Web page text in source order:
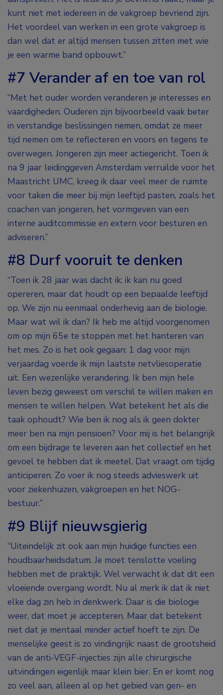
kunt niet met iedereen in de vakgroep bevriend zijn.
Het voordeel van werken in een grote vakgroep is
dan wel dat er altijd mensen tussen zitten met wie
je een warme band opbouwt.”
#7 Verander af en toe van rol
“Met het ouder worden veranderen je interesses en
vaardigheden. Ouderen zijn bijvoorbeeld vaak beter
in verstandige beslissingen nemen, omdat ze meer
tijd nemen om te reflecteren en voors en tegens te
overwegen. Jongeren zijn meer actiegericht. Toen ik
na 9 jaar leidinggeven Amsterdam verruilde voor het
Maastricht UMC, kreeg ik daar veel meer de ruimte
voor taken die meer bij mijn leeftijd pasten, zoals het
coachen van jongeren, het vormgeven van een
interne auditcommissie en extern voor besturen en
adviseren.”
#8 Durf vooruit te denken
“Toen ik 28 jaar was dacht ik: ik kan nu goed
opereren, maar dat houdt op een bepaalde leeftijd
op. We zijn nu eenmaal onderhevig aan de biologie.
Maar wat wil ik dan? Ik heb me altijd voorgenomen
om op mijn 65e te stoppen met het hanteren van
het mes. Zo is het ook gegaan: 1 dag voor mijn
verjaardag voerde ik mijn laatste netvliesoperatie
uit. Een wezenlijke verandering. Ik ben mijn hele
leven bezig geweest om verschil te willen maken en
mensen te willen helpen. Wat betekent het als die
taak ophoudt? Wie ben ik nog als ik geen dokter
meer ben na mijn pensioen? Voor mij is het belangrijk
om een bijdrage te leveren aan het collectief en het
gevoel te hebben dat ik meetel. Dat vraagt om tijdig
anticiperen. Zo voer ik nog steeds advieswerk uit
voor ziekenhuizen, vakgroepen en het NOG-
bestuur.”
#9 Blijf nieuwsgierig
“Uiteindelijk zit ook aan mijn huidige functies een
houdbaarheidsdatum. Je moet tenslotte voeling
hebben met de praktijk. Wel verwacht ik dat dit een
vloeiende overgang wordt. Nu al merk ik dat ik niet
elke dag zin heb in denkwerk. Daar is die biologie
weer, dat moet je accepteren. Maar dat betekent
niet dat je mentaal minder actief hoeft te zijn. De
menselijke geest is zo vindingrijk: naast de grootsheid
van de anti-VEGF-injecties zijn alle chirurgische
uitvindingen eigenlijk maar klein bier. En er komt nog
zo veel aan, alleen al op het gebied van gen- en